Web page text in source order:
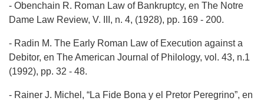
- Obenchain R. Roman Law of Bankruptcy, en The Notre
Dame Law Review, V. III, n. 4, (1928), pp. 169 - 200.
- Radin M. The Early Roman Law of Execution against a
Debitor, en The American Journal of Philology, vol. 43, n.1
(1992), pp. 32 - 48.
- Rainer J. Michel, “La Fide Bona y el Pretor Peregrino”, en